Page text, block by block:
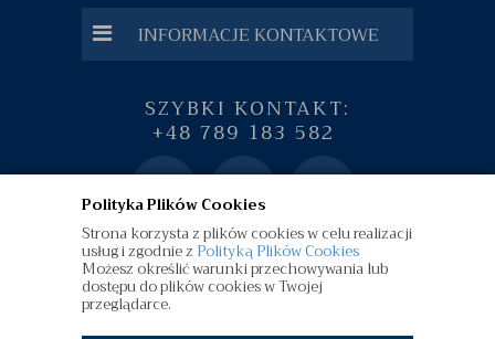
Polityka Plików Cookies
Strona korzysta z plików cookies w celu realizacji
usług i zgodnie z Polityką Plików Cookies
Możesz określić warunki przechowywania lub
dostępu do plików cookies w Twojej
przeglądarce.
INFORMACJE KONTAKTOWE
SZYBKI KONTAKT:
+48 789 183 582